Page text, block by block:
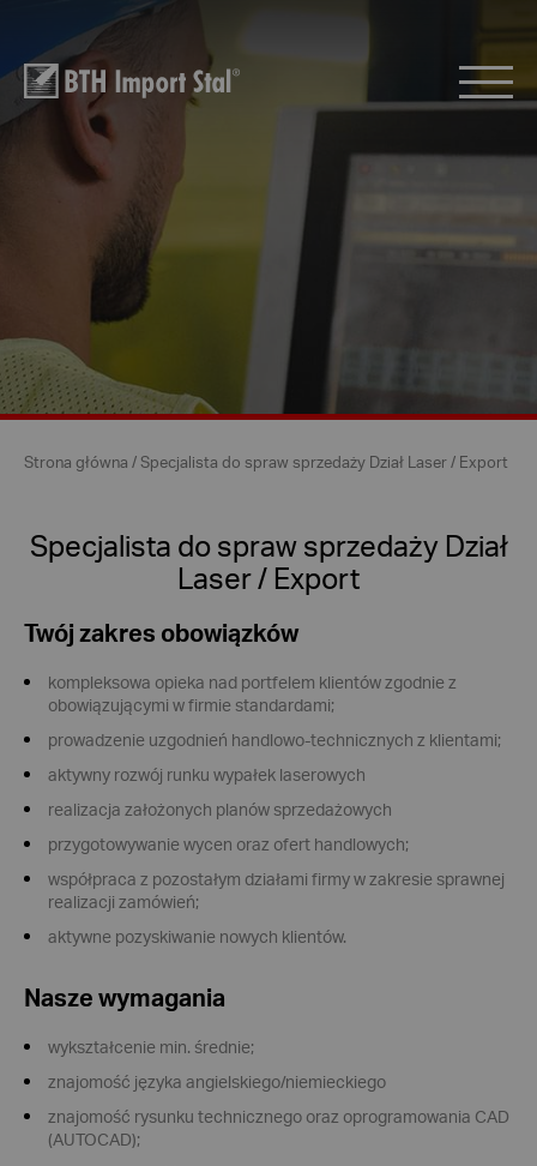
Strona główna / Specjalista do spraw sprzedaży Dział Laser / Export
Specjalista do spraw sprzedaży Dział
Laser / Export
Twój zakres obowiązków
kompleksowa opieka nad portfelem klientów zgodnie z
obowiązującymi w firmie standardami;
prowadzenie uzgodnień handlowo-technicznych z klientami;
aktywny rozwój runku wypałek laserowych
realizacja założonych planów sprzedażowych
przygotowywanie wycen oraz ofert handlowych;
współpraca z pozostałym działami firmy w zakresie sprawnej
realizacji zamówień;
aktywne pozyskiwanie nowych klientów.
Nasze wymagania
wykształcenie min. średnie;
znajomość języka angielskiego/niemieckiego
znajomość rysunku technicznego oraz oprogramowania CAD
(AUTOCAD);